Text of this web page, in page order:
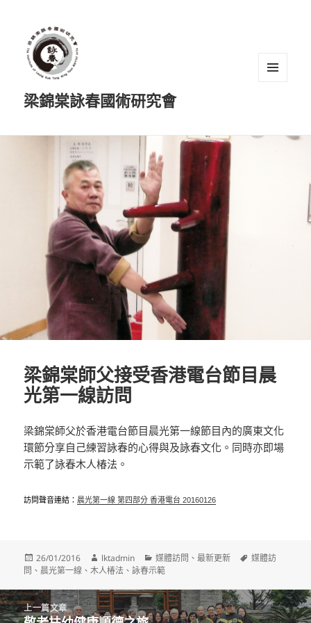
梁錦棠詠春國術研究會
梁錦棠師父接受香港電台節目晨
光第一線訪問
梁錦棠師父於香港電台節目晨光第一線節目內的廣東文化
環節分享自己練習詠春的心得與及詠春文化。同時亦即場
示範了詠春木人椿法。
訪問聲音連結： 晨光第一線 第四部分 香港電台 20160126
發
佈
期:
26/01/2016
作
者
lktadmin
分
類
媒體訪問 、最新更新
標
媒體訪
問 、 晨光第一線 、木人椿法 、詠春示範
文
章
上一篇文章